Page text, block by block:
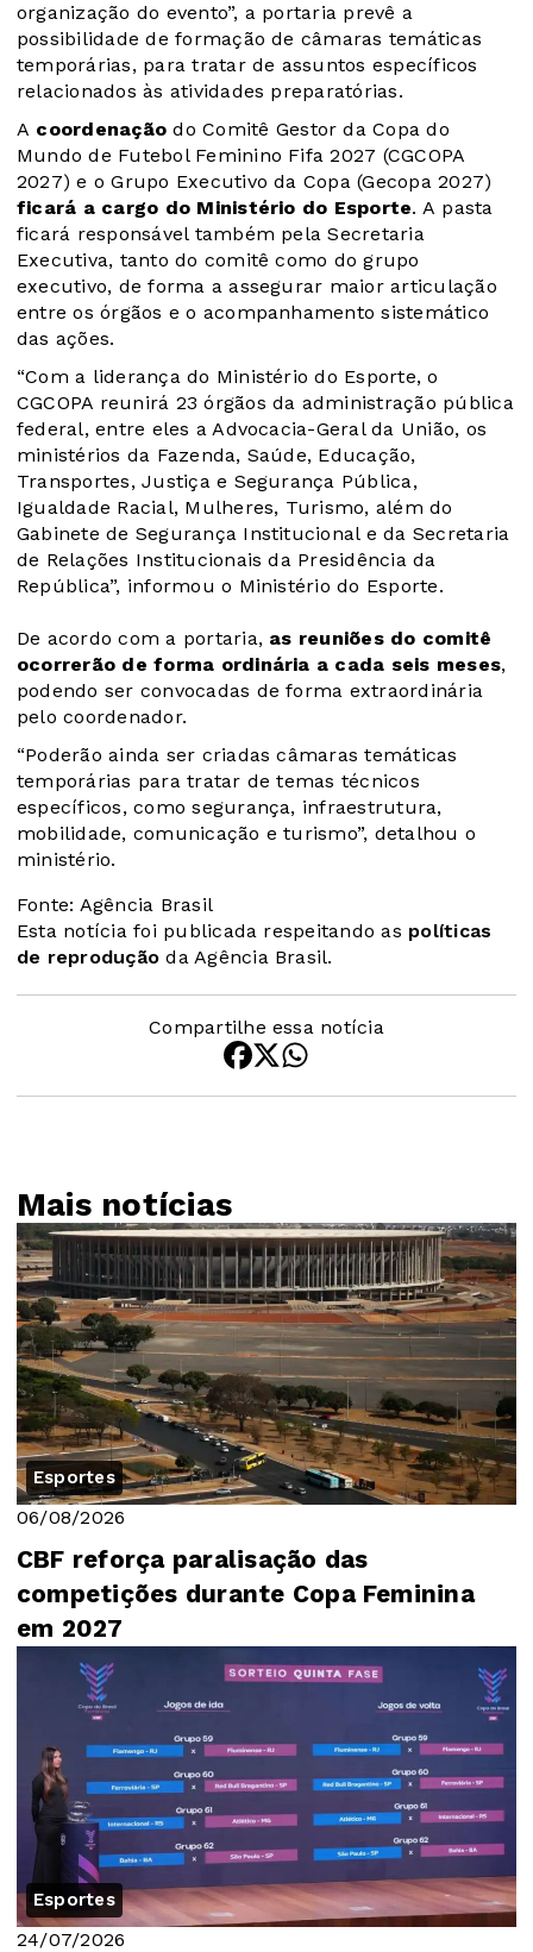
organização do evento”, a portaria prevê a
possibilidade de formação de câmaras temáticas
temporárias, para tratar de assuntos específicos
relacionados às atividades preparatórias.
A coordenação do Comitê Gestor da Copa do
Mundo de Futebol Feminino Fifa 2027 (CGCOPA
2027) e o Grupo Executivo da Copa (Gecopa 2027)
ficará a cargo do Ministério do Esporte. A pasta
ficará responsável também pela Secretaria
Executiva, tanto do comitê como do grupo
executivo, de forma a assegurar maior articulação
entre os órgãos e o acompanhamento sistemático
das ações.
“Com a liderança do Ministério do Esporte, o
CGCOPA reunirá 23 órgãos da administração pública
federal, entre eles a Advocacia-Geral da União, os
ministérios da Fazenda, Saúde, Educação,
Transportes, Justiça e Segurança Pública,
Igualdade Racial, Mulheres, Turismo, além do
Gabinete de Segurança Institucional e da Secretaria
de Relações Institucionais da Presidência da
República”, informou o Ministério do Esporte.
De acordo com a portaria, as reuniões do comitê
ocorrerão de forma ordinária a cada seis meses,
podendo ser convocadas de forma extraordinária
pelo coordenador.
“Poderão ainda ser criadas câmaras temáticas
temporárias para tratar de temas técnicos
específicos, como segurança, infraestrutura,
mobilidade, comunicação e turismo”, detalhou o
ministério.
Fonte: Agência Brasil
Esta notícia foi publicada respeitando as políticas
de reprodução da Agência Brasil.
Compartilhe essa notícia
Mais notícias
Esportes
06/08/2026
CBF reforça paralisação das
competições durante Copa Feminina
em 2027
Esportes
24/07/2026